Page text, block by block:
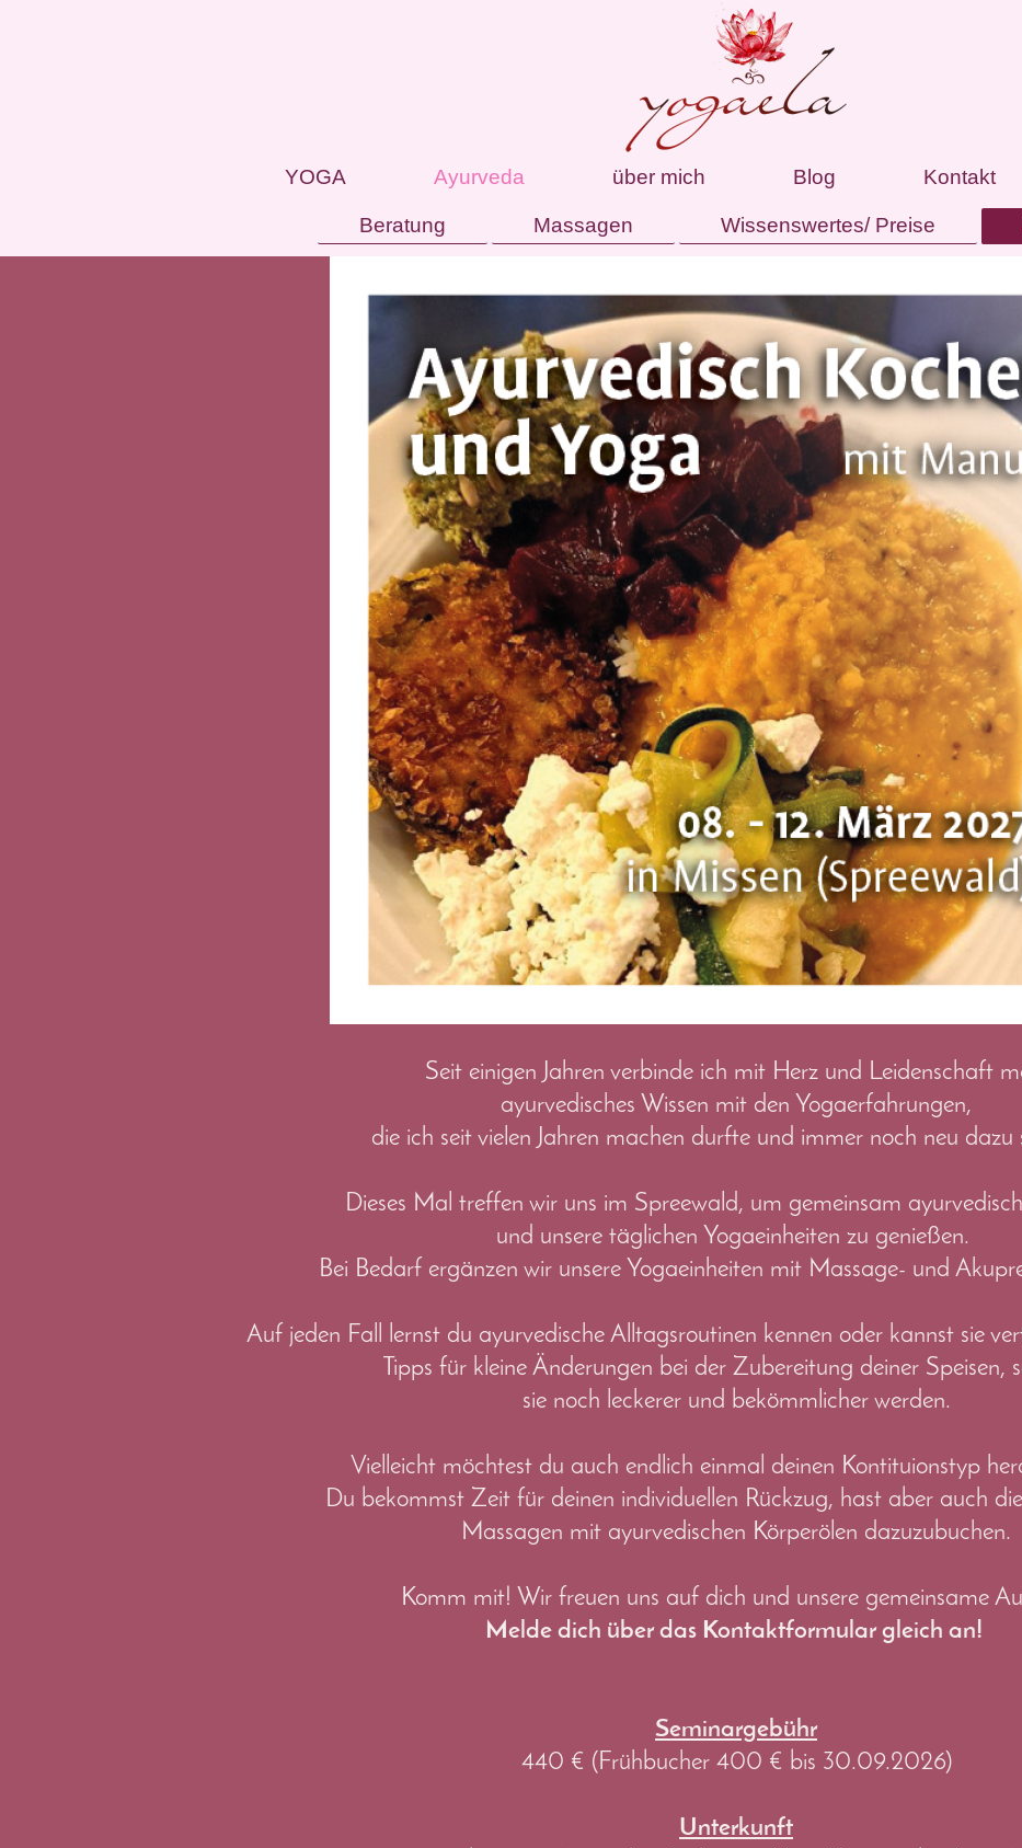
YOGA Ayurveda über mich Blog Kontakt
Beratung Massagen Wissenswertes/ Preise
Seit einigen Jahren verbinde ich mit Herz und Leidenschaft
ayurvedisches Wissen mit den Yogaerfahrungen,
die ich seit vielen Jahren machen durfte und immer noch neu dazu
Dieses Mal treffen wir uns im Spreewald, um gemeinsam
und unsere täglichen Yogaeinheiten zu genießen.
Bei Bedarf ergänzen wir unsere Yogaeinheiten mit Massage- und
Auf jeden Fall lernst du ayurvedische Alltagsroutinen kennen oder kannst sie
Tipps für kleine Änderungen bei der Zubereitung deiner Speisen,
sie noch leckerer und bekömmlicher werden.
Vielleicht möchtest du auch endlich einmal deinen Kontituionstyp
Du bekommst Zeit für deinen individuellen Rückzug, hast aber auch
Massagen mit ayurvedischen Körperölen dazuzubuchen.
Komm mit! Wir freuen uns auf dich und unsere gemeinsame
Melde dich über das Kontaktformular gleich an!
Seminargebühr
440 € (Frühbucher 400 € bis 30.09.2026)
Unterkunft